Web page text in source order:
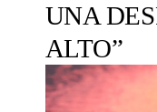
UNA
ALTO”